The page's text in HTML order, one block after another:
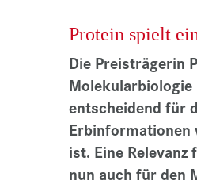
Protein spielt
Die Preisträgerin
entscheidend für
Erbinformationen
ist. Eine
nun auch für den